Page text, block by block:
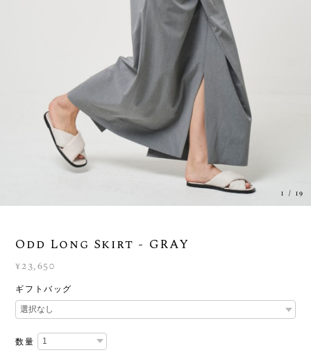
1 / 19
Odd Long Skirt - GRAY
¥23,650
ギフトバッグ
数量